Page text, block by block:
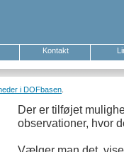
Kontakt
i DOFbasen
Der er tilføjet
observationer, hvor